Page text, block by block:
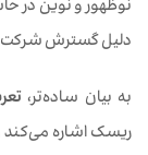
نوظهور و نوین در
دلیل گسترش
به بیان ساده‌تر،
ریسک اشاره می‌کند